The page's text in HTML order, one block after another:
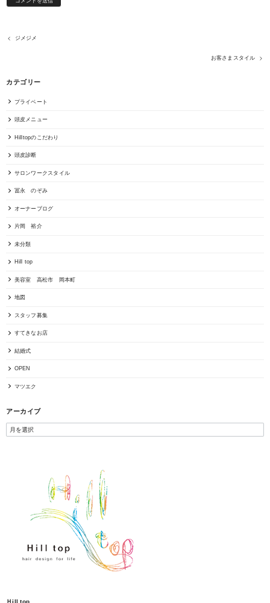
ジメジメ
お客さまスタイル
カテゴリー
プライベート
頭皮メニュー
Hilltopのこだわり
頭皮診断
サロンワークスタイル
冨永 のぞみ
オーナーブログ
片岡 裕介
未分類
Hill top
美容室 高松市 岡本町
地図
スタッフ募集
すてきなお店
結婚式
OPEN
マツエク
アーカイブ